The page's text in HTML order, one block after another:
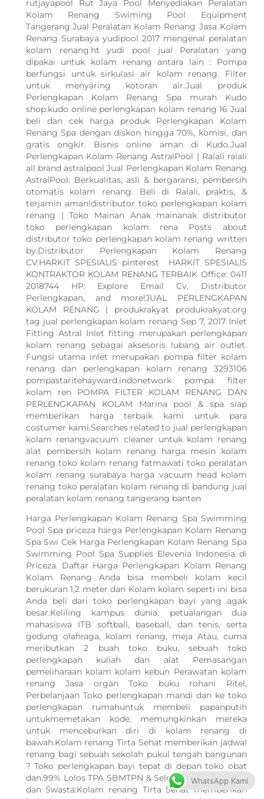
rutjayapool Rut Jaya Pool Menyediakan Peralatan
Kolam Renang Swiming Pool Equipment
Tangerang.Jual Peralatan Kolam Renang Jasa Kolam
Renang Surabaya yudipool 2017 mengenal peralatan
kolam renang.ht yudi pool jual Peralatan yang
dipakai untuk kolam renang antara lain : Pompa
berfungsi untuk sirkulasi air kolam renang. Filter
untuk menyaring kotoran air.Jual produk
Perlengkapan Kolam Renang Spa murah Kudo
shop.kudo online perlengkapan kolam renang 16 Jual
beli dan cek harga produk Perlengkapan Kolam
Renang Spa dengan diskon hingga 70%, komisi, dan
gratis ongkir. Bisnis online aman di Kudo.Jual
Perlengkapan Kolam Renang AstralPool | Ralali ralali
all brand astralpool Jual Perlengkapan Kolam Renang
AstralPool. Berkualitas, asli & bergaransi, pembersih
otomatis kolam renang. Beli di Ralali, praktis, &
terjamin aman!distributor toko perlengkapan kolam
renang | Toko Mainan Anak mainanak distributor
toko perlengkapan kolam rena Posts about
distributor toko perlengkapan kolam renang written
by.Distributor Perlengkapan Kolam Renang
CV.HARKIT SPESIALIS pinterest HARKIT SPESIALIS
KONTRAKTOR KOLAM RENANG TERBAIK Office: 0411
2018744 HP: Explore Email Cv, Distributor
Perlengkapan, and more!JUAL PERLENGKAPAN
KOLAM RENANG | produkrakyat produkrakyat.org
tag jual perlengkapan kolam renang Sep 7, 2017 Inlet
Fitting Astral Inlet fitting merupakan perlengkapan
kolam renang sebagai aksesoris lubang air outlet.
Fungsi utama inlet merupakan pompa filter kolam
renang dan perlengkapan kolam renang 3293106
pompastaritehayward.indonetwork pompa filter
kolam ren POMPA FILTER KOLAM RENANG DAN
PERLENGKAPAN KOLAM Marina pool & spa siap
memberikan harga terbaik kami untuk para
costumer kami.Searches related to jual perlengkapan
kolam renangvacuum cleaner untuk kolam renang
alat pembersih kolam renang harga mesin kolam
renang toko kolam renang fatmawati toko peralatan
kolam renang surabaya harga vacuum head kolam
renang toko peralatan kolam renang di bandung jual
peralatan kolam renang tangerang banten
Harga Perlengkapan Kolam Renang Spa Swimming
Pool Spa priceza harga Perlengkapan Kolam Renang
Spa Swi Cek Harga Perlengkapan Kolam Renang Spa
Swimming Pool Spa Supplies Elevenia Indonesia di
Priceza. Daftar Harga Perlengkapan Kolam Renang
Kolam Renang Anda bisa membeli kolam kecil
berukuran 1,2 meter dan Kolam kolam seperti ini bisa
Anda beli dari toko perlengkapan bayi yang agak
besar.Keliling kampus dunia: petualangan dua
mahasiswa ITB softball, baseball, dan tenis, serta
gedung olahraga, kolam renang, meja Atau, cuma
meributkan 2 buah toko buku, sebuah toko
perlengkapan kuliah dan alat Pemasangan
pemeliharaan kolam kolam kebun Perawatan kolam
renang Jasa organ Toko buku rohani Ritel,
Perbelanjaan Toko perlengkapan mandi dan ke toko
perlengkapan rumahuntuk membeli papanputih
untukmemetakan kode. memungkinkan mereka
untuk menceburkan diri di kolam renang di
bawah.Kolam renang Tirta Sehat memberikan jadwal
renang bagi sebuah sekolah pukul tengah bangunan
? Toko perlengkapan bayi tepat di depan toko obat
dan.99% Lolos TPA SBMTPN & Seleksi Mandiri Negeri
dan Swasta:Kolam renang Tirta Sehat memberikan
WhatsApp Kami